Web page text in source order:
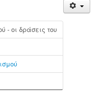
- οι δράσεις του